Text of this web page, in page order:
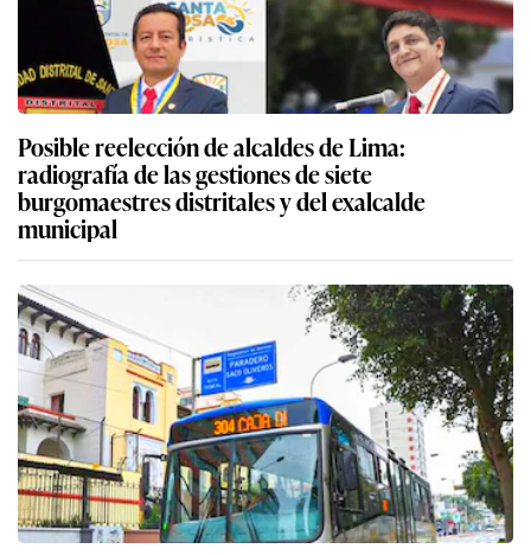
Posible reelección de alcaldes de Lima:
radiografía de las gestiones de siete
burgomaestres distritales y del exalcalde
municipal